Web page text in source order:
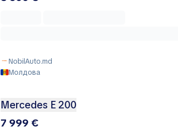
NobilAuto.md
Молдова
Mercedes E 200
7 999 €